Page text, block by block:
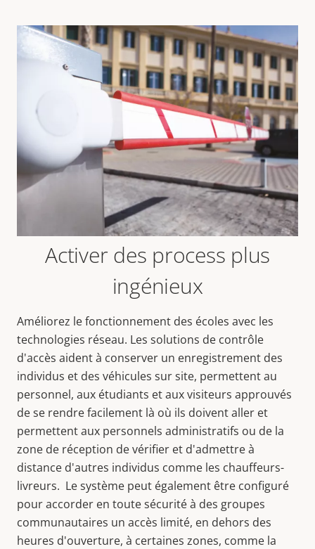
Activer des process plus
ingénieux
Améliorez le fonctionnement des écoles avec les
technologies réseau. Les solutions de contrôle
d'accès aident à conserver un enregistrement des
individus et des véhicules sur site, permettent au
personnel, aux étudiants et aux visiteurs approuvés
de se rendre facilement là où ils doivent aller et
permettent aux personnels administratifs ou de la
zone de réception de vérifier et d'admettre à
distance d'autres individus comme les chauffeurs-
livreurs. Le système peut également être configuré
pour accorder en toute sécurité à des groupes
communautaires un accès limité, en dehors des
heures d'ouverture, à certaines zones, comme la